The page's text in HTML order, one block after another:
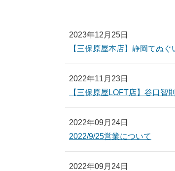
2023年12月25日
【三保原屋本店】静岡てぬ
2022年11月23日
【三保原屋LOFT店】谷口智
2022年09月24日
2022/9/25営業について
2022年09月24日